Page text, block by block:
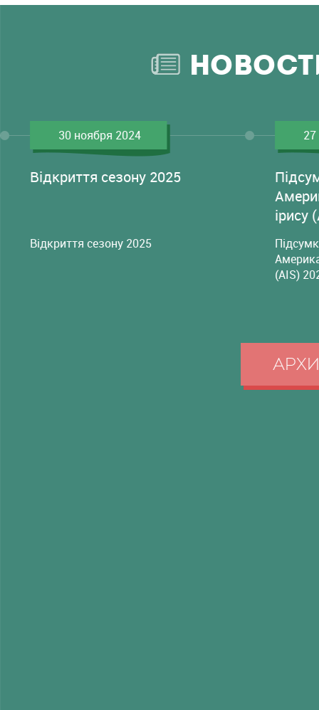
30 ноября 2024
Відкриття сезону 2025
Відкриття сезону 2025
ірису
(AIS)